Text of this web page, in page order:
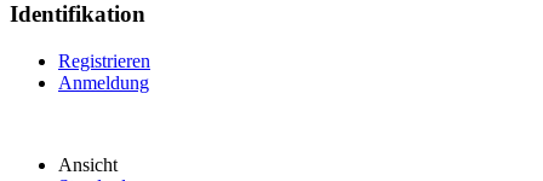
Identifikation
Registrieren
Anmeldung
Ansicht